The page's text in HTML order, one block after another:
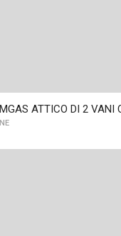
ATTICO DI 2 VANI